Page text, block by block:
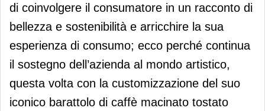
di coinvolgere il consumatore in un racconto di
bellezza e sostenibilità e arricchire la sua
esperienza di consumo; ecco perché continua
il sostegno dell’azienda al mondo artistico,
questa volta con la customizzazione del suo
iconico barattolo di caffè macinato tostato